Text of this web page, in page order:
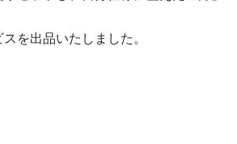
を出品いたしました。